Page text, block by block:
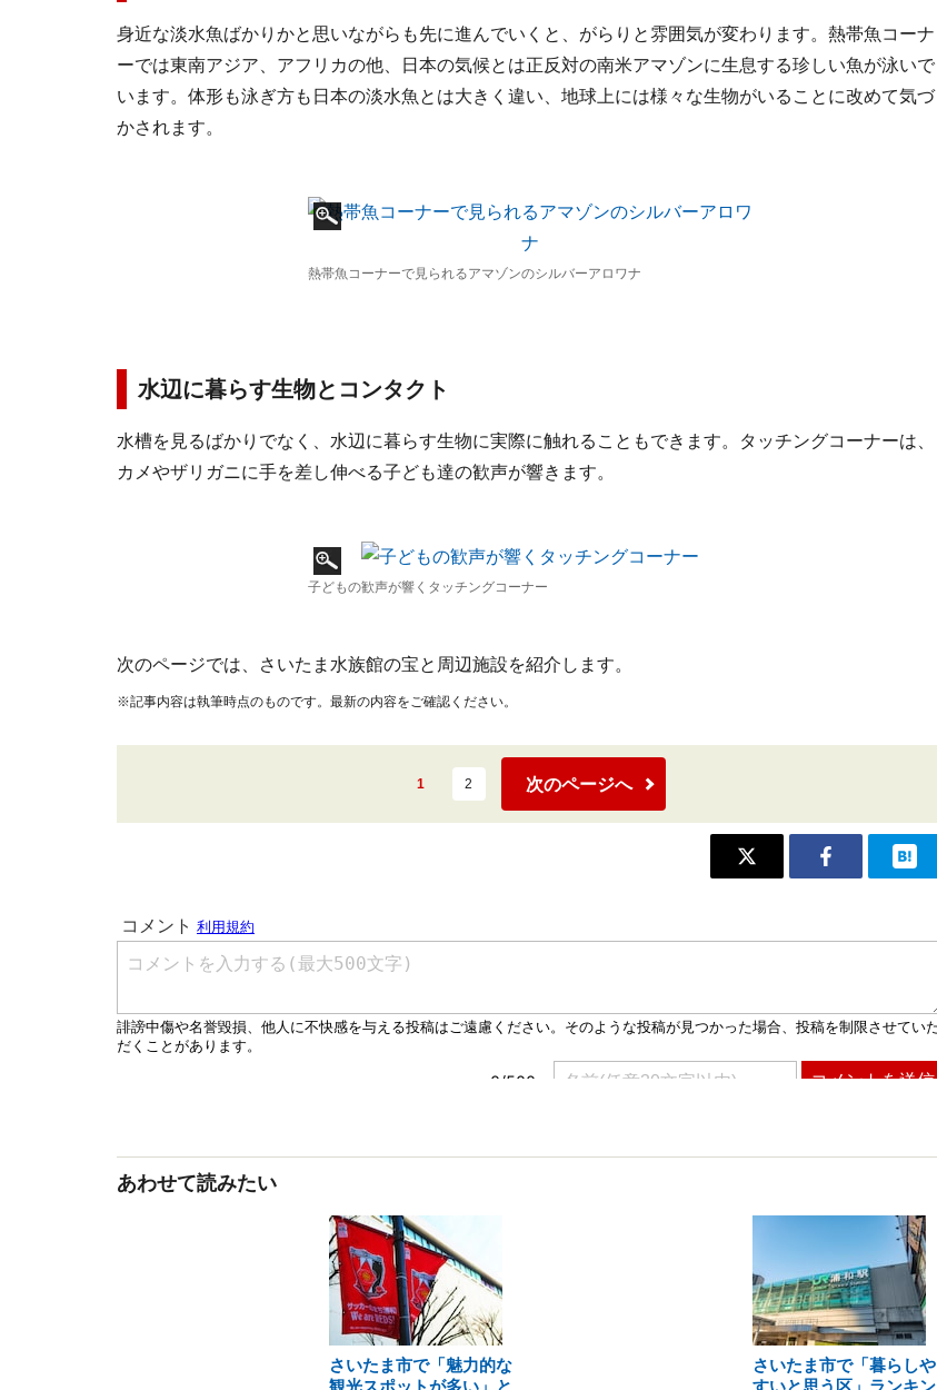
身近な淡水魚ばかりかと思いながらも先に進んでいくと、がらりと雰囲気が変わります。熱帯魚コーナ
ーでは東南アジア、アフリカの他、日本の気候とは正反対の南米アマゾンに生息する珍しい魚が泳いで
います。体形も泳ぎ方も日本の淡水魚とは大きく違い、地球上には様々な生物がいることに改めて気づ
かされます。
熱帯魚コーナーで見られるアマゾンのシルバーアロワナ
水辺に暮らす生物とコンタクト
水槽を見るばかりでなく、水辺に暮らす生物に実際に触れることもできます。タッチングコーナーは、
カメやザリガニに手を差し伸べる子ども達の歓声が響きます。
子どもの歓声が響くタッチングコーナー
次のページでは、さいたま水族館の宝と周辺施設を紹介します。
※記事内容は執筆時点のものです。最新の内容をご確認ください。
1 2 次のページへ
あわせて読みたい
さいたま市で「魅力的な
観光スポットが多い」と
さいたま市で「暮らしや
すいと思う区」ランキン